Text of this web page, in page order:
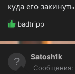
:
куда его
Р
а
ц
и
badtripp
Satosh1k
Сообщения